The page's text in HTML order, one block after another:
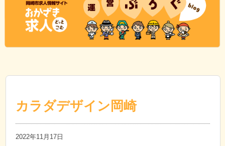
カラダデザイン岡崎
2022年11月17日